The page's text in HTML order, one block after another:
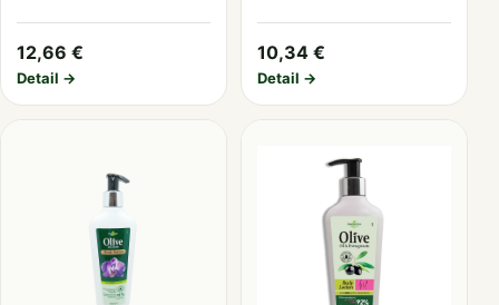
12,66 €
Detail →
10,34 €
Detail →